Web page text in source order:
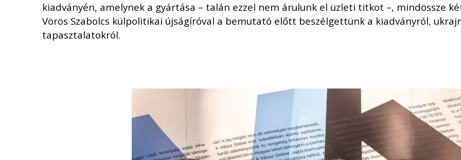
kiadványén, amelynek a gyártása – talán ezzel nem árulunk el üzleti titkot –, mindössze
Vörös Szabolcs külpolitikai újságíróval a bemutató előtt beszélgettünk a kiadványról,
tapasztalatokról.